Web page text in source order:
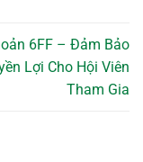
6FF – Đảm Bảo
Lợi Cho Hội Viên
Tham Gia